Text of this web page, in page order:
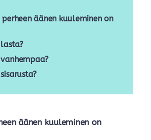
perheen äänen kuuleminen on
äänen kuuleminen on